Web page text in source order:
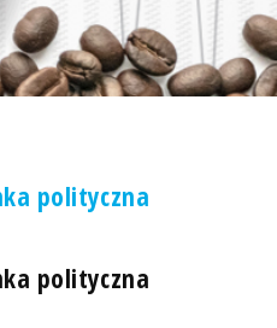
polityczna
polityczna